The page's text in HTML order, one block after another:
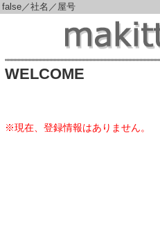
false／社名／屋号
WELCOME
※現在、登録情報はありません。